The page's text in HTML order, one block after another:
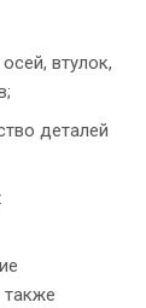
втулок,
деталей
также